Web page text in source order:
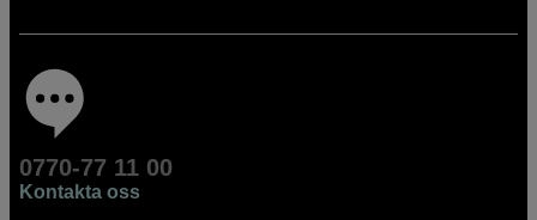
0770-77 11 00
Kontakta oss